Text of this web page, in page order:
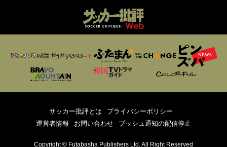
サッカー批評とは
プライバシーポリシー
運営者情報
お問い合わせ プッシュ通知の配信停止
Copyright © Futabasha Publishers Ltd. All Right Reserved